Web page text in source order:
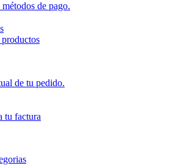
de pago.
de tu pedido.
tu factura